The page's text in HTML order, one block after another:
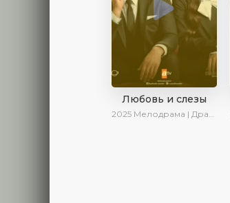
Любовь и слезы
2025 Мелодрама | Драма | Новинки | Сериалы 2025